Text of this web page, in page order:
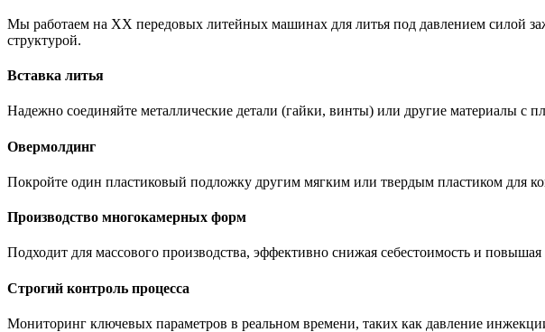
Мы работаем на XX передовых литейных машинах для литья под давлением силой
структурой.
Вставка литья
Надежно соединяйте металлические детали (гайки, винты) или другие материалы с
Овермолдинг
Покройте один пластиковый подложку другим мягким или твердым пластиком для
Производство многокамерных форм
Подходит для массового производства, эффективно снижая себестоимость и повышая
Строгий контроль процесса
Мониторинг ключевых параметров в реальном времени, таких как давление